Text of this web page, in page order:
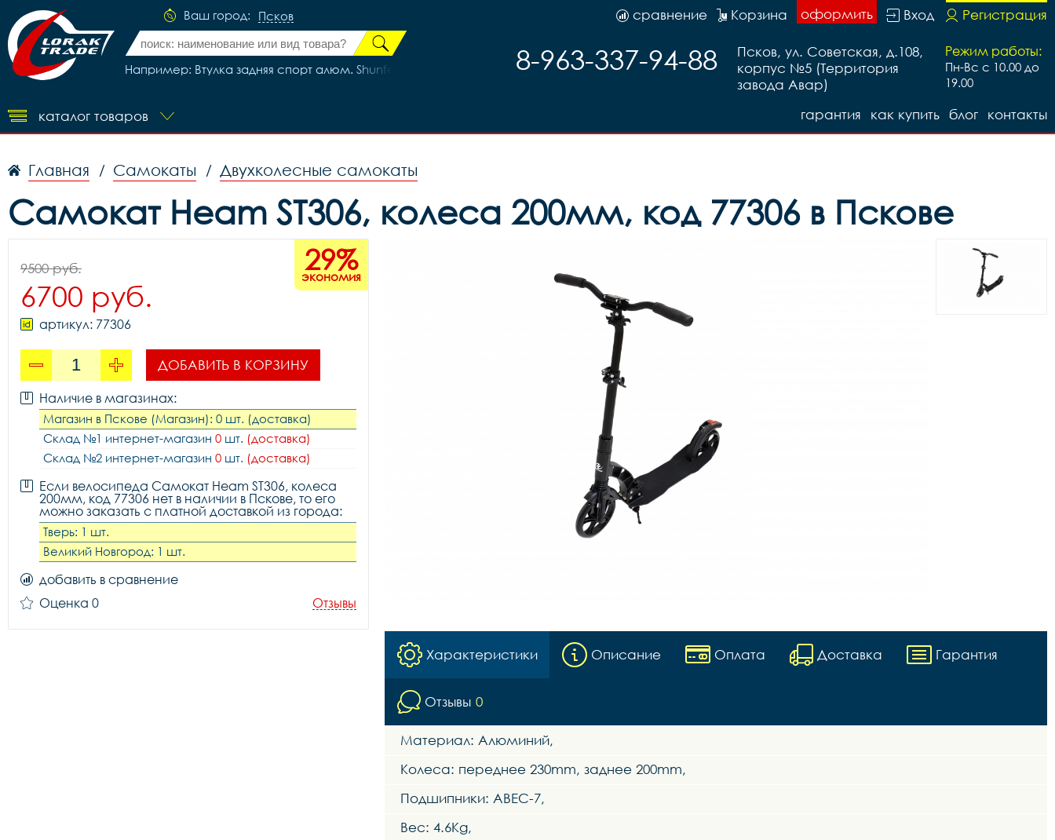
Ваш город: Псков
Например: Втулка задняя спорт алюм. Shunfeng на промах трещетка 36H SF-A236R, код 40305
Регистрация
Вход
оформить
Корзина
сравнение
Режим работы:
Пн-Вс с 10.00 до
19.00
Псков, ул. Советская, д.108,
корпус №5 (Территория
завода Авар)
8-963-337-94-88
каталог товаров контакты
блог
как купить
гарантия
Главная / Самокаты / Двухколесные самокаты
Самокат Heam ST306, колеса 200мм, код 77306 в Пскове
29%
экономия
9500 руб.
6700 руб.
артикул: 77306
ДОБАВИТЬ В КОРЗИНУ
Наличие в магазинах:
Магазин в Пскове (Магазин): 0 шт. (доставка)
Склад №1 интернет-магазин 0 шт. (доставка)
Склад №2 интернет-магазин 0 шт. (доставка)
Если велосипеда Самокат Heam ST306, колеса
200мм, код 77306 нет в наличии в Пскове, то его
можно заказать с платной доставкой из города:
Тверь: 1 шт.
Великий Новгород: 1 шт.
добавить в сравнение
Оценка 0
Отзывы
Характеристики Описание Оплата Доставка Гарантия
Отзывы 0
Материал: Алюминий,
Колеса: переднее 230mm, заднее 200mm,
Подшипники: ABEC-7,
Вес: 4.6Kg,